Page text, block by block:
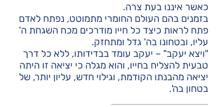
כאשר איננו בעת צרה.
בזמנים בהם העולם החומרי מתמוטט, נפתח לאדם
פתח לראות כיצד כל חייו מודרכים מכח השגחת ה'
עליו, ובטחונו בה' גדל ומתחזק.
"ויצא יעקב" – יעקב עומד בבדידותו, ללא כל דרך
טבעית להצליח בחייו, והוא מגלה כי יציאה זו היתה
יציאה מהבנתו הקודמת, וגילוי חדש, עליון יותר, של
בטחון בה'.